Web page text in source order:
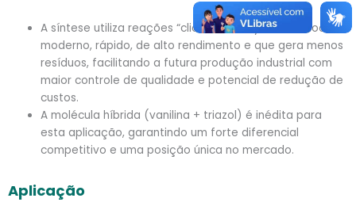
A síntese utiliza reações “click chemistry”, um método
moderno, rápido, de alto rendimento e que gera menos
resíduos, facilitando a futura produção industrial com
maior controle de qualidade e potencial de redução de
custos.
A molécula híbrida (vanilina + triazol) é inédita para
esta aplicação, garantindo um forte diferencial
competitivo e uma posição única no mercado.
Aplicação